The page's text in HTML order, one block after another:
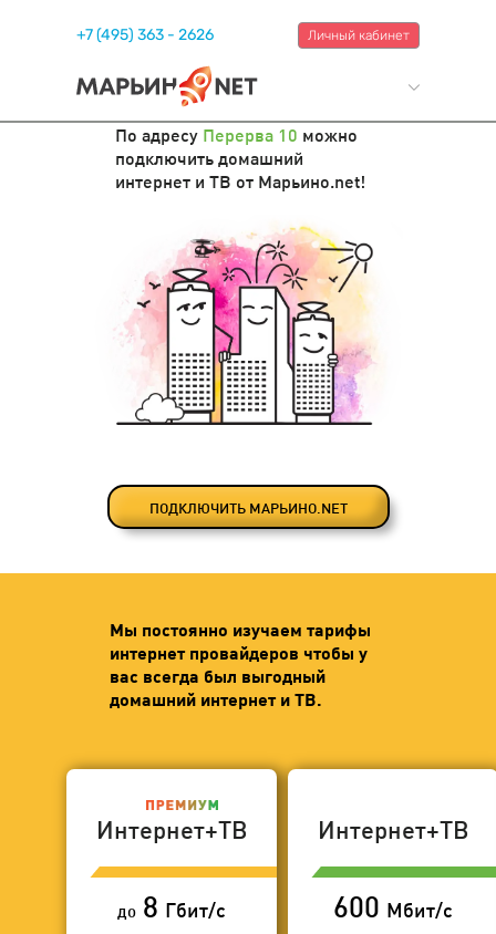
+7 (495) 363 - 2626 Личный кабинет
По адресу Перерва 10 можно
подключить домашний
интернет и ТВ от Марьино.net!
ПОДКЛЮЧИТЬ МАРЬИНО.NET
Мы постоянно изучаем тарифы
интернет провайдеров чтобы у
вас всегда был выгодный
домашний интернет и ТВ.
Интернет+ТВ
до 8 Гбит/с
Интернет+ТВ
600 Мбит/с